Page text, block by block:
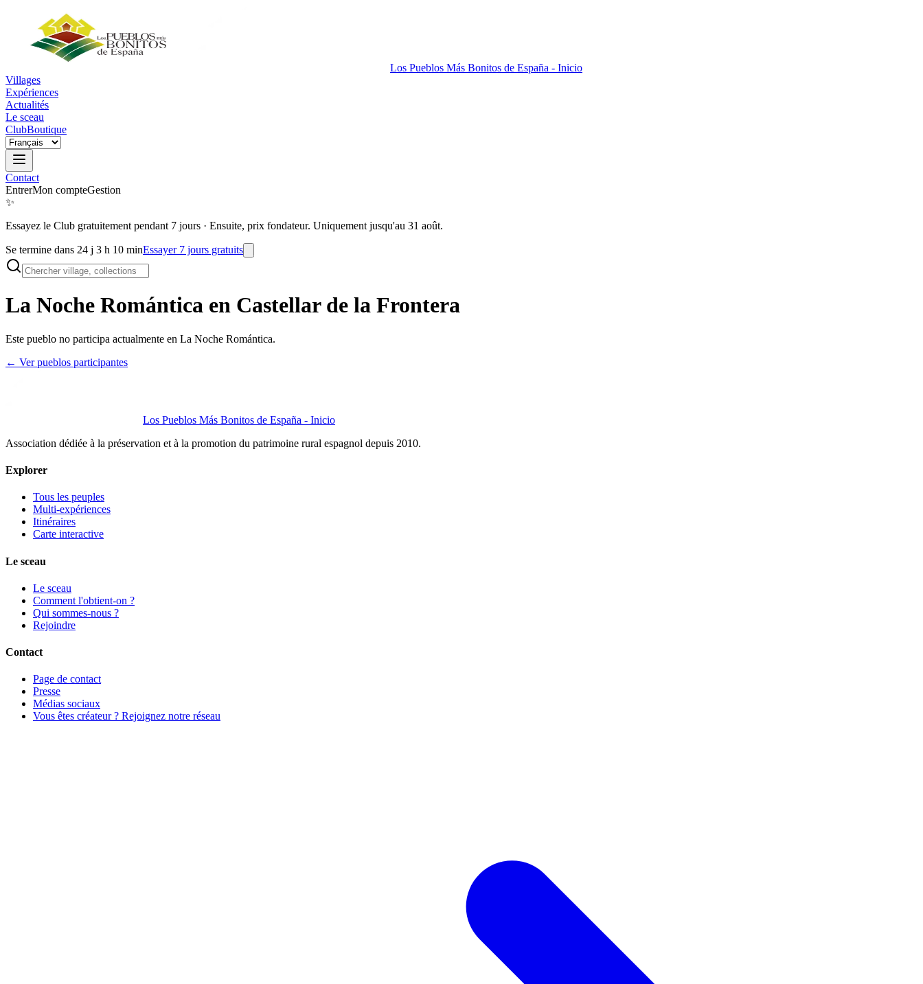
Los Pueblos Más Bonitos de España - Inicio
Villages
Expériences
Actualités
Le sceau
ClubBoutique
Contact
EntrerMon compteGestion
✨
Essayez le Club gratuitement pendant 7 jours · Ensuite, prix fondateur. Uniquement jusqu'au 31 août.
Se termine dans 24 j 3 h 10 minEssayer 7 jours gratuits
La Noche Romántica en Castellar de la Frontera
Este pueblo no participa actualmente en La Noche Romántica.
← Ver pueblos participantes
Los Pueblos Más Bonitos de España - Inicio
Association dédiée à la préservation et à la promotion du patrimoine rural espagnol depuis 2010.
Explorer
Tous les peuples
Multi-expériences
Itinéraires
Carte interactive
Le sceau
Le sceau
Comment l'obtient-on ?
Qui sommes-nous ?
Rejoindre
Contact
Page de contact
Presse
Médias sociaux
Vous êtes créateur ? Rejoignez notre réseau